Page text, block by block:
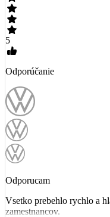
5
Odporúčanie
Odporucam
Vsetko prebehlo rychlo a
zamestnancov.